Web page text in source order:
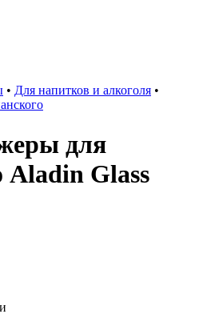
• Для напитков и алкоголя •
для
Glass